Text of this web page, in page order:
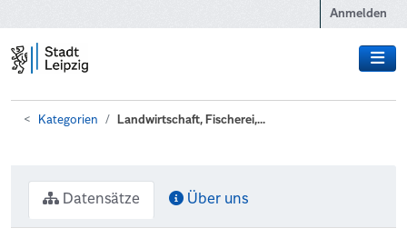
Anmelden
Kategorien Landwirtschaft, Fischerei,...
Datensätze Über uns